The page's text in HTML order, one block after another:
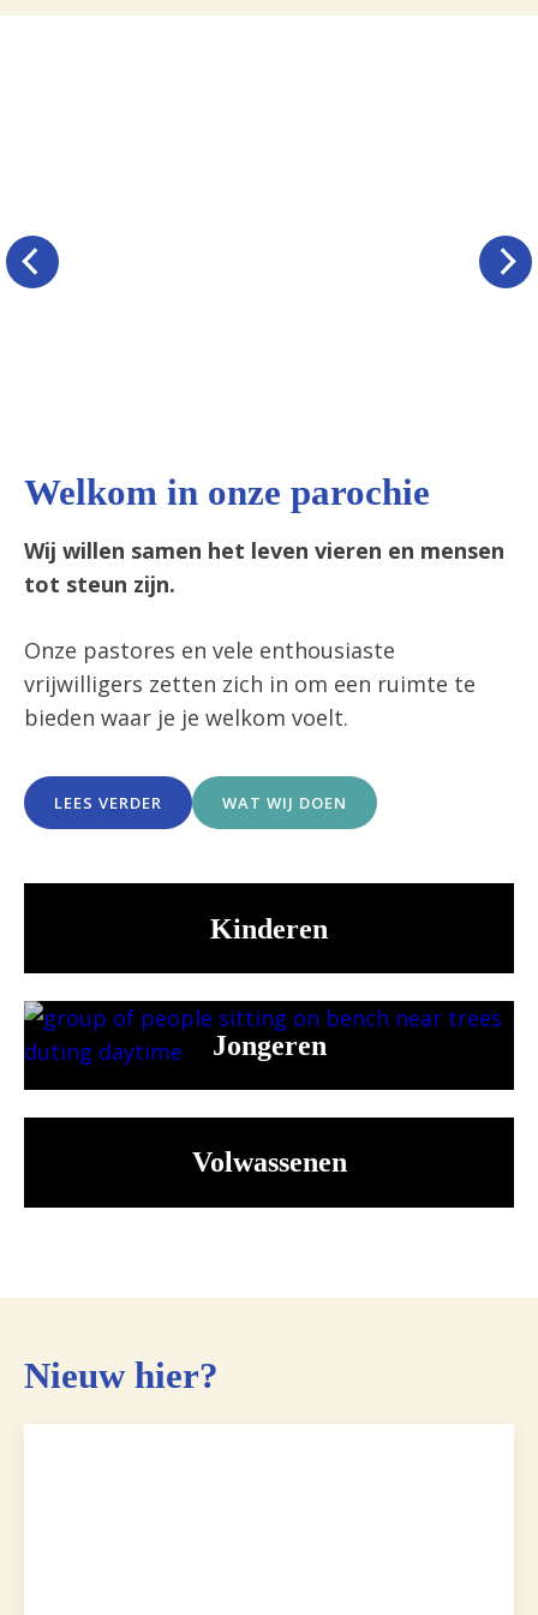
Welkom in onze parochie
Wij willen samen het leven vieren en mensen
tot steun zijn.
Onze pastores en vele enthousiaste
vrijwilligers zetten zich in om een ruimte te
bieden waar je je welkom voelt.
LEES VERDER WAT WIJ DOEN
Kinderen
Jongeren
Volwassenen
Nieuw hier?